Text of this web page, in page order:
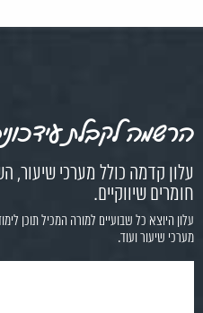
הרשמה לקבלת
עלון קדמה כולל מערכי שיעור,
חומרים שיווקיים.
עלון היוצא כל שבועיים למורה המכיל תוכן
מערכי שיעור ועוד.